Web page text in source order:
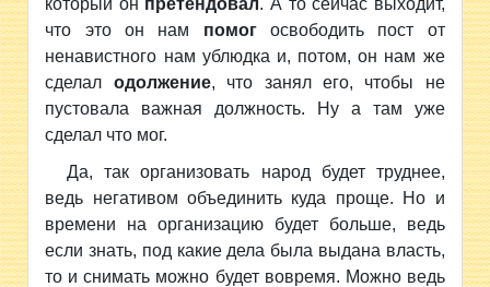
который он претендовал . А то сейчас выходит,
что это он нам помогосвободить пост от
ненавистного нам ублюдка и, потом, он нам же
сделал одолжение, что занял его, чтобы не
пустовала важная должность. Ну а там уже
сделал что мог.
Да, так организовать народ будет труднее,
ведь негативом объединить куда проще. Но и
времени на организацию будет больше, ведь
если знать, под какие дела была выдана власть,
то и снимать можно будет вовремя. Можно ведь